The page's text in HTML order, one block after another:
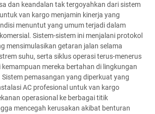
dan keandalan tak tergoyahkan dari sistem
van kargo menjamin kinerja yang
menuntut yang umum terjadi dalam
Sistem-sistem ini menjalani protokol
mensimulasikan getaran jalan selama
suhu, serta siklus operasi terus-menerus
mereka bertahan di lingkungan
pemasangan yang diperkuat yang
AC profesional untuk van kargo
operasional ke berbagai titik
mencegah kerusakan akibat benturan